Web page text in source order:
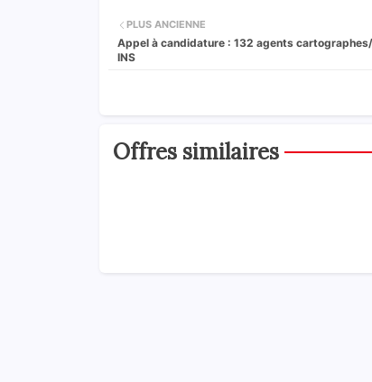
PLUS ANCIENNE
Appel à candidature : 132 agents
INS
Offres similaires